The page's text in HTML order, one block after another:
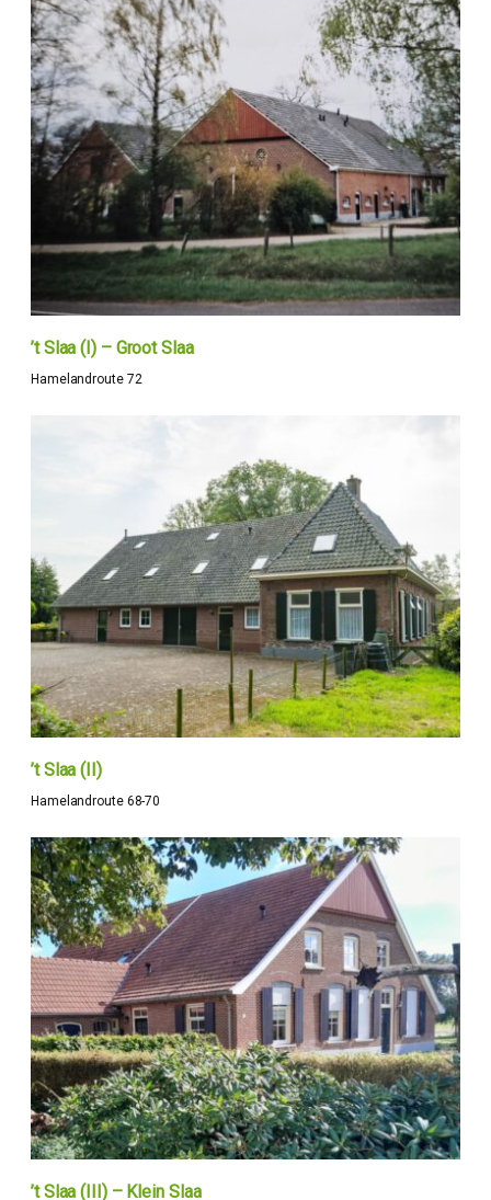
’t Slaa (I) – Groot Slaa
Hamelandroute 72
’t Slaa (II)
Hamelandroute 68-70
’t Slaa (III) – Klein Slaa